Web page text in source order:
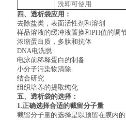
洗即可使用
四、透析袋应用：
去除盐类，表面活性剂和溶剂
样品溶液的缓冲液置换和PH值的调
浓缩蛋白质，多肽和抗体
DNA电洗脱
电泳前稀释蛋白的制备
小分子污染物清除
结合研究
组织培养的提取纯化
五、透析袋的选择：
1.正确选择合适的截留分子量
截留分子量的选择是以预留在膜内